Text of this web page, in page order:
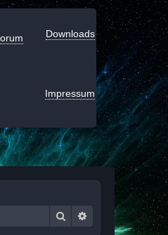
Downloads
Impressum
Suche Erweiterte Suche